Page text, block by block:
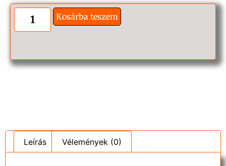
Kosárba teszem
Leírás Vélemények (0)